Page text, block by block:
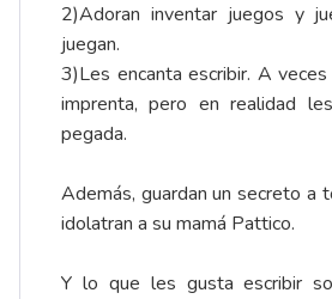
2)Adoran inventar juegos y
juegan.
3)Les encanta escribir. A
imprenta, pero en realidad
pegada.
Además, guardan un secreto a
idolatran a su mamá Pattico.
Y lo que les gusta escribir